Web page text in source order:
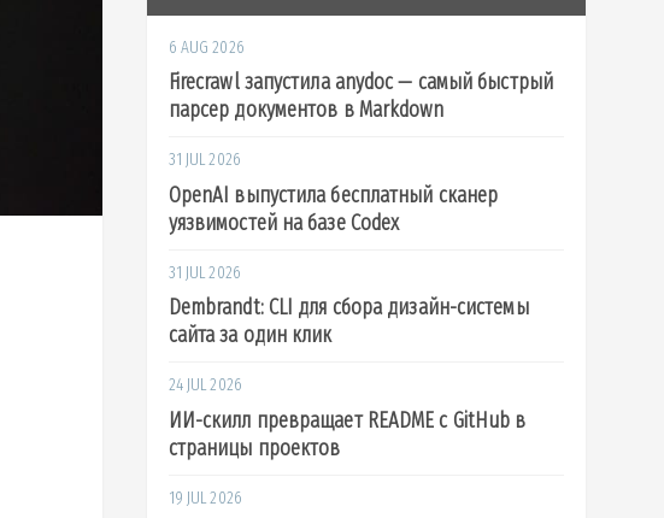
6 AUG 2026
Firecrawl запустила anydoc — самый быстрый
парсер документов в Markdown
31 JUL 2026
OpenAI выпустила бесплатный сканер
уязвимостей на базе Codex
31 JUL 2026
Dembrandt: CLI для сбора дизайн-системы
сайта за один клик
24 JUL 2026
ИИ-скилл превращает README с GitHub в
страницы проектов
19 JUL 2026